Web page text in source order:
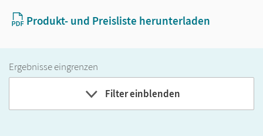
Produkt- und Preisliste herunterladen
Ergebnisse eingrenzen
Filter einblenden